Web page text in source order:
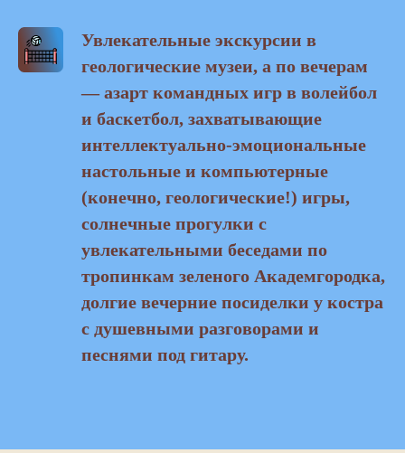
Увлекательные экскурсии в
геологические музеи, а по вечерам
— азарт командных игр в волейбол
и баскетбол, захватывающие
интеллектуально-эмоциональные
настольные и компьютерные
(конечно, геологические!) игры,
солнечные прогулки с
увлекательными беседами по
тропинкам зеленого Академгородка,
долгие вечерние посиделки у костра
с душевными разговорами и
песнями под гитару.